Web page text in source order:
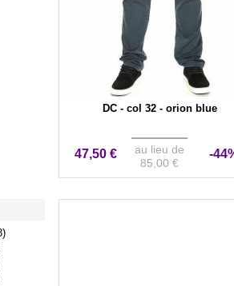
DC - col 32 - orion blue
47,50 €
au lieu de
85,00 €
-